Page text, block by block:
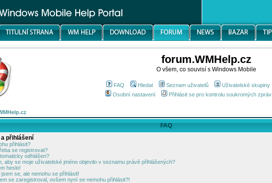
forum.WMHelp.cz
O všem, co souvisí s Windows Mobile
FAQ Hledat Seznam uživatelů Uživatelské skupiny
Osobní nastavení
Přihlásit se pro kontrolu soukromých zpráv
FAQ
přihlášení
přihlásit?
se registrovat?
odhlášen?
aby se moje uživatelské jméno objevilo v seznamu právě přihlášených?
heslo!
se, ale nemohu se přihlásit!
se zaregistroval, ovšem nyní se nemohu přihlásit?!